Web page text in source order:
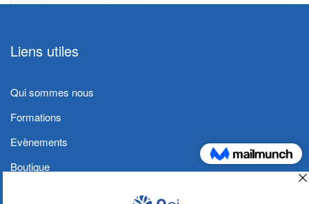
Liens utiles
Qui sommes nous
Formations
Evènements
Boutique